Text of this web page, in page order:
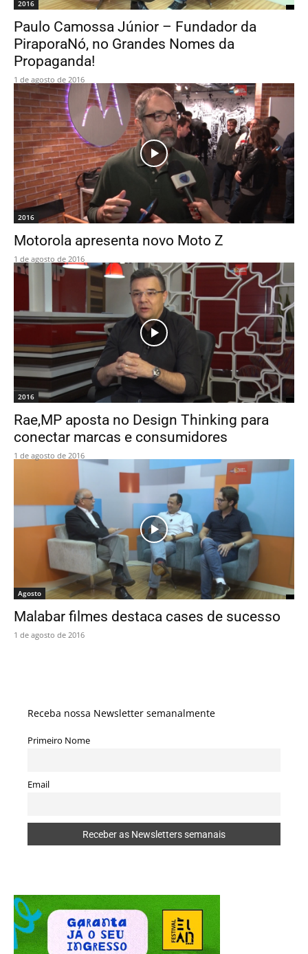
2016
Paulo Camossa Júnior – Fundador da
PiraporaNó, no Grandes Nomes da
Propaganda!
1 de agosto de 2016
2016
Motorola apresenta novo Moto Z
1 de agosto de 2016
2016
Rae,MP aposta no Design Thinking para
conectar marcas e consumidores
1 de agosto de 2016
Agosto
Malabar filmes destaca cases de sucesso
1 de agosto de 2016
Receba nossa Newsletter semanalmente
Primeiro Nome
Email